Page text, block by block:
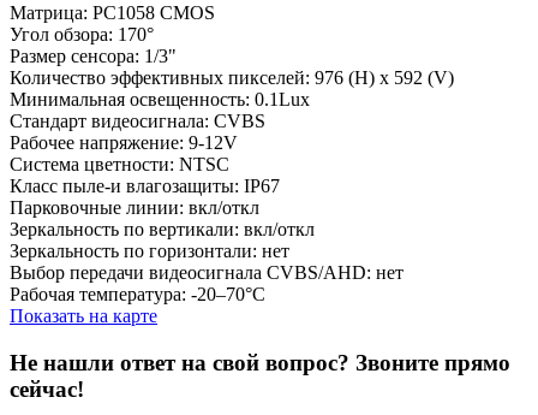
Матрица: PC1058 CMOS
Угол обзора: 170°
Размер сенсора: 1/3"
Количество эффективных пикселей: 976 (H) x 592 (V)
Минимальная освещенность: 0.1Lux
Стандарт видеосигнала: CVBS
Рабочее напряжение: 9-12V
Система цветности: NTSC
Класс пыле-и влагозащиты: IP67
Парковочные линии: вкл/откл
Зеркальность по вертикали: вкл/откл
Зеркальность по горизонтали: нет
Выбор передачи видеосигнала CVBS/AHD: нет
Рабочая температура: -20–70°C
Показать на карте
Не нашли ответ на свой вопрос? Звоните прямо
сейчас!